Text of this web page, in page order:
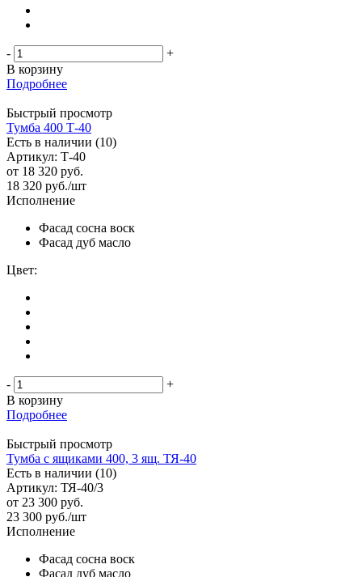
-
+
В корзину
Подробнее
Быстрый просмотр
Тумба 400 Т-40
Есть в наличии (10)
Артикул: Т-40
от 18 320 руб.
18 320 руб./шт
Исполнение
Фасад сосна воск
Фасад дуб масло
Цвет:
-
+
В корзину
Подробнее
Быстрый просмотр
Тумба с ящиками 400, 3 ящ. ТЯ-40
Есть в наличии (10)
Артикул: ТЯ-40/3
от 23 300 руб.
23 300 руб./шт
Исполнение
Фасад сосна воск
Фасад дуб масло